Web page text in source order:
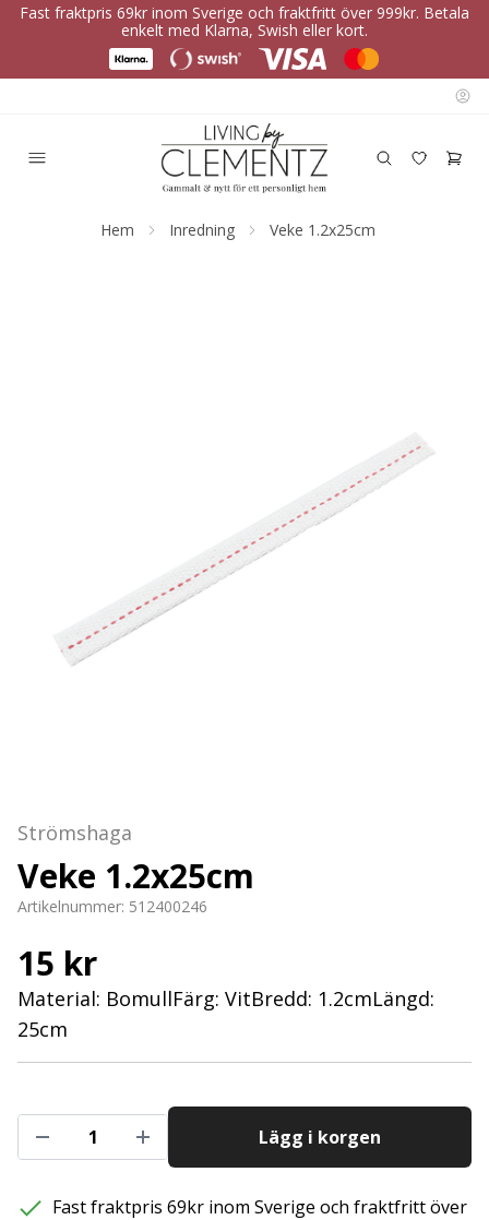
Fast fraktpris 69kr inom Sverige och fraktfritt över 999kr. Betala
enkelt med Klarna, Swish eller kort.
Hem Inredning Veke 1.2x25cm
Strömshaga
Veke 1.2x25cm
Artikelnummer: 512400246
15 kr
Material: BomullFärg: VitBredd: 1.2cmLängd:
25cm
Lägg i korgen
Fast fraktpris 69kr inom Sverige och fraktfritt över